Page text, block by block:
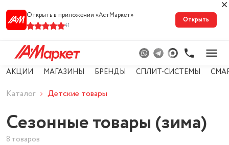
Открыть в приложении «АстМарке‪т‬»
41
Открыть
АКЦИИ МАГАЗИНЫ БРЕНДЫ СПЛИТ-СИСТЕМЫ
Каталог Детские товары
Сезонные товары (зима)
8 товаров